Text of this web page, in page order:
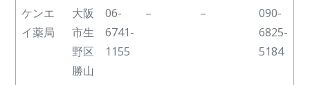
ケンエ
イ薬局
大阪
市生
野区
勝山
06-
6741-
1155
– –
090-
6825-
5184